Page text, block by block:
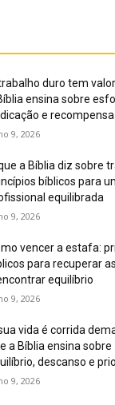
duro tem
ensina sobre
e recompensa
9, 2026
a Bíblia diz sobre
bíblicos para
equilibrada
9, 2026
vencer a estafa:
para recuperar
equilíbrio
9, 2026
vida é corrida
a Bíblia ensina sobre
descanso e
9, 2026